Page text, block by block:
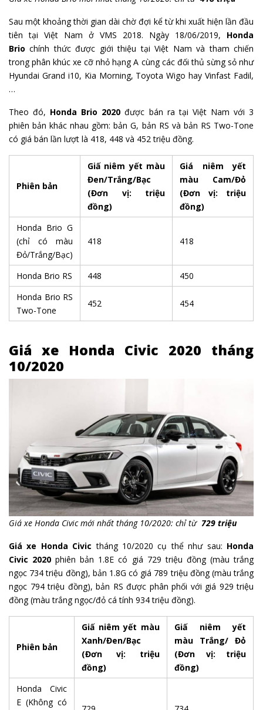
Sau một khoảng thời gian dài chờ đợi kể từ khi xuất hiện lần đầu
tiên tại Việt Nam ở VMS 2018. Ngày 18/06/2019, Honda
Brio chính thức được giới thiệu tại Việt Nam và tham chiến
trong phân khúc xe cỡ nhỏ hạng A cùng các đối thủ sừng sỏ như
Hyundai Grand i10, Kia Morning, Toyota Wigo hay Vinfast Fadil,
…
Theo đó, Honda Brio 2020 được bán ra tại Việt Nam với 3
phiên bản khác nhau gồm: bản G, bản RS và bản RS Two-Tone
có giá bán lần lượt là 418, 448 và 452 triệu đồng.
Phiên bản
Giấ niêm yết màu
Đen/Trắng/Bạc
(Đơn vị: triệu
đồng)
Giá niêm yết
màu Cam/Đỏ
(Đơn vị: triệu
đồng)
Honda Brio G
(chỉ có màu
Đỏ/Trắng/Bạc)
418 418
Honda Brio RS 448
450
Honda Brio RS
Two-Tone
452 454
Giá xe Honda Civic 2020 tháng
10/2020
Giá xe Honda Civic mới nhất tháng 10/2020: chỉ từ 729 triệu
Giá xe Honda Civic tháng 10/2020 cụ thể như sau: Honda
Civic 2020 phiên bản 1.8E có giá 729 triệu đồng (màu trắng
ngọc 734 triệu đồng), bản 1.8G có giá 789 triệu đồng (màu trắng
ngọc 794 triệu đồng), bản RS được phân phối với giá 929 triệu
đồng (màu trắng ngọc/đỏ cá tính 934 triệu đồng).
Phiên bản
Giấ niêm yết màu
Xanh/Đen/Bạc
(Đơn vị: triệu
đồng)
Giấ niêm yết
màu Trắng/ Đỏ
(Đơn vị: triệu
đồng)
Honda Civic
E (Không có